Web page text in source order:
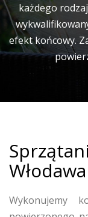
każdego
efekt końcowy.
Włodawa
Wykonujemy